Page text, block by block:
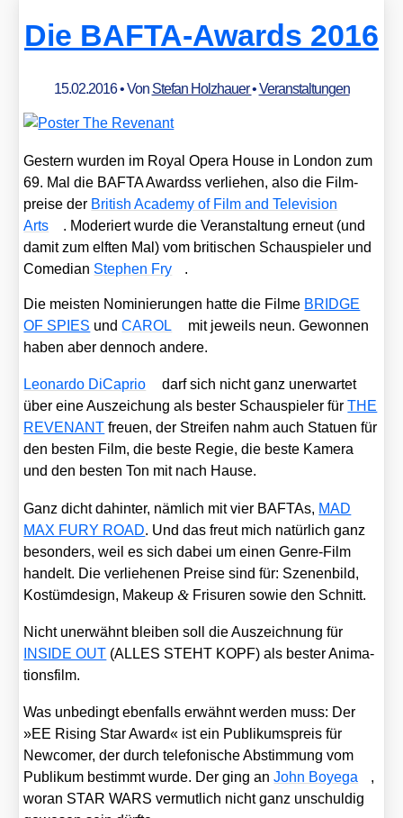
männ­
Die BAFTA-Awards 2016
15.02.2016• Von Stefan Holzhauer•Veranstaltungen
Ges­tern wur­den im Roy­al Ope­ra House in Lon­don zum
69. Mal die BAFTA Awardss ver­lie­hen, also die Film­
prei­se der Bri­tish Aca­de­my of Film and Tele­vi­si­on
Arts
. Mode­riert wur­de die Ver­an­stal­tung erneut (und
damit zum elf­ten Mal) vom bri­ti­schen Schau­spie­ler und
Come­di­an Ste­phen Fry .
Die meis­ten Nomi­nie­run­gen hat­te die Fil­me BRIDGE
OF SPIES undCAROL
mit jeweils neun. Gewon­nen
haben aber den­noch ande­re.
Leo­nar­do DiCa­prio
darf sich nicht ganz uner­war­tet
über eine Aus­zei­chung als bes­ter Schau­spie­ler fürTHE
REVENANT freu­en, der Strei­fen nahm auch Sta­tu­en für
den bes­ten Film, die bes­te Regie, die bes­te Kame­ra
und den bes­ten Ton mit nach Hau­se.
Ganz dicht dahin­ter, näm­lich mit vier BAF­TAs, MAD
MAX FURY ROAD. Und das freut mich natür­lich ganz
beson­ders, weil es sich dabei um einen Gen­re-Film
han­delt. Die ver­lie­he­nen Prei­se sind für: Sze­nen­bild,
Kos­tüm­de­sign, Make­up& Fri­su­ren sowie den Schnitt.
Nicht uner­wähnt blei­ben soll die Aus­zeich­nung für
INSIDE OUT (ALLES STEHT KOPF) als bes­ter Ani­ma­
ti­ons­film.
Was unbe­dingt eben­falls erwähnt wer­den muss: Der
»EE Rising Star Award« ist ein Publi­kums­preis für
New­co­mer, der durch tele­fo­ni­sche Abstim­mung vom
Publi­kum bestimmt wur­de. Der ging anJohn Boye­ga
,
wor­an STAR WARS ver­mut­lich nicht ganz unschul­dig